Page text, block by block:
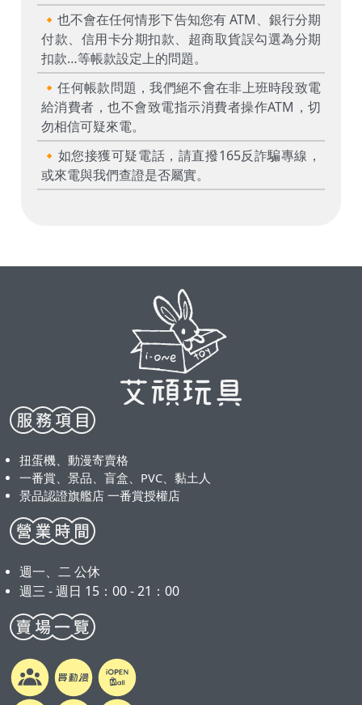
🔸也不會在任何情形下告知您有 ATM、銀行分期
付款、信用卡分期扣款、超商取貨誤勾選為分期
扣款…等帳款設定上的問題。
🔸任何帳款問題，我們絕不會在非上班時段致電
給消費者，也不會致電指示消費者操作ATM，切
勿相信可疑來電。
🔸如您接獲可疑電話，請直撥165反詐騙專線，
或來電與我們查證是否屬實。
扭蛋機、動漫寄賣格
一番賞、景品、盲盒、PVC、黏土人
景品認證旗艦店 一番賞授權店
週一、二 公休
週三 - 週日 15：00 - 21：00